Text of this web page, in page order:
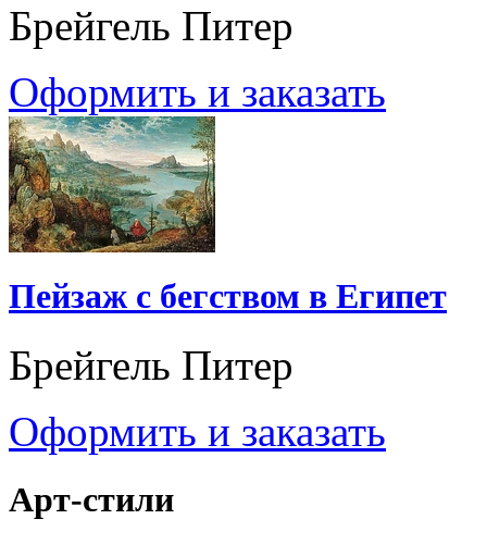
Брейгель Питер
Оформить и заказать
Пейзаж с бегством в Египет
Брейгель Питер
Оформить и заказать
Арт-стили